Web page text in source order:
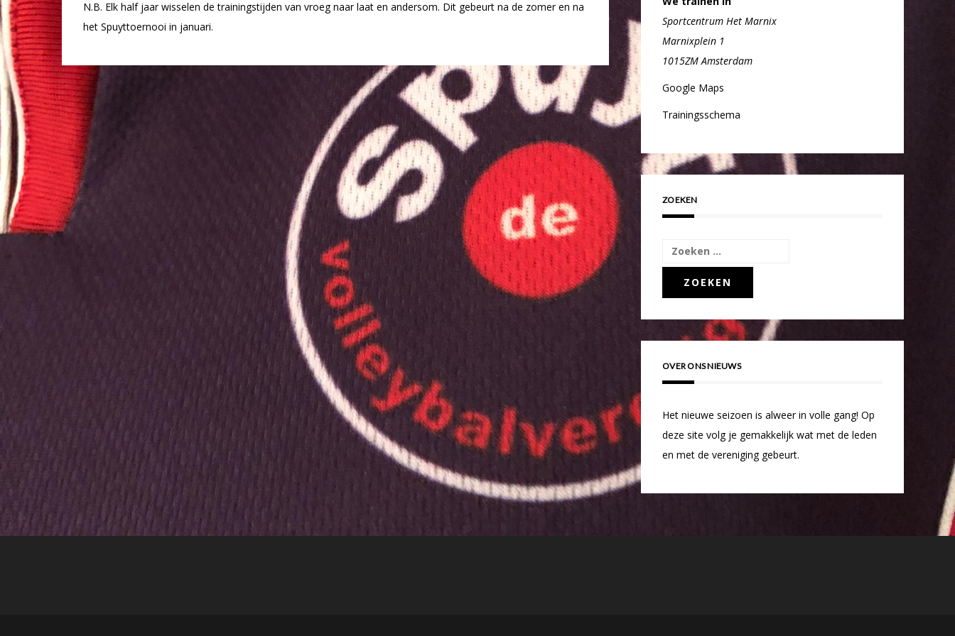
N.B. Elk half jaar wisselen de trainingstijden van vroeg naar laat en andersom. Dit gebeurt na de zomer en na
het Spuyttoernooi in januari.
Sportcentrum Het Marnix
Marnixplein 1
1015ZM Amsterdam
Google Maps
Trainingsschema
ZOEKEN
Zoeken
naar:
OVER ONS NIEUWS
Het nieuwe seizoen is alweer in volle gang! Op
deze site volg je gemakkelijk wat met de leden
en met de vereniging gebeurt.